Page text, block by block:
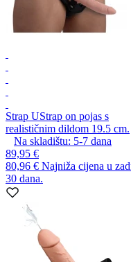
Strap UStrap on pojas s
realističnim dildom 19.5 cm.
Na skladištu: 5-7 dana
89,95 €
80,96 € Najniža cijena u
30 dana.